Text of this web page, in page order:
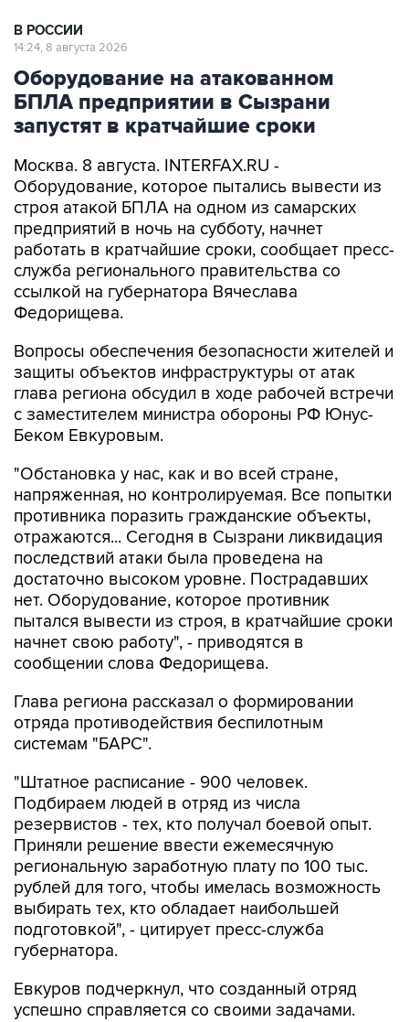
В РОССИИ
14:24, 8 августа 2026
Оборудование на атакованном
БПЛА предприятии в Сызрани
запустят в кратчайшие сроки
Москва. 8 августа. INTERFAX.RU -
Оборудование, которое пытались вывести из
строя атакой БПЛА на одном из самарских
предприятий в ночь на субботу, начнет
работать в кратчайшие сроки, сообщает пресс-
служба регионального правительства со
ссылкой на губернатора Вячеслава
Федорищева.
Вопросы обеспечения безопасности жителей и
защиты объектов инфраструктуры от атак
глава региона обсудил в ходе рабочей встречи
с заместителем министра обороны РФ Юнус-
Беком Евкуровым.
"Обстановка у нас, как и во всей стране,
напряженная, но контролируемая. Все попытки
противника поразить гражданские объекты,
отражаются... Сегодня в Сызрани ликвидация
последствий атаки была проведена на
достаточно высоком уровне. Пострадавших
нет. Оборудование, которое противник
пытался вывести из строя, в кратчайшие сроки
начнет свою работу", - приводятся в
сообщении слова Федорищева.
Глава региона рассказал о формировании
отряда противодействия беспилотным
системам "БАРС".
"Штатное расписание - 900 человек.
Подбираем людей в отряд из числа
резервистов - тех, кто получал боевой опыт.
Приняли решение ввести ежемесячную
региональную заработную плату по 100 тыс.
рублей для того, чтобы имелась возможность
выбирать тех, кто обладает наибольшей
подготовкой", - цитирует пресс-служба
губернатора.
Евкуров подчеркнул, что созданный отряд
успешно справляется со своими задачами.